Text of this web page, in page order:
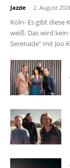
Jazzie - 2. August
Köln- Es gibt
weiß: Das wird
Serenade" mit Joo